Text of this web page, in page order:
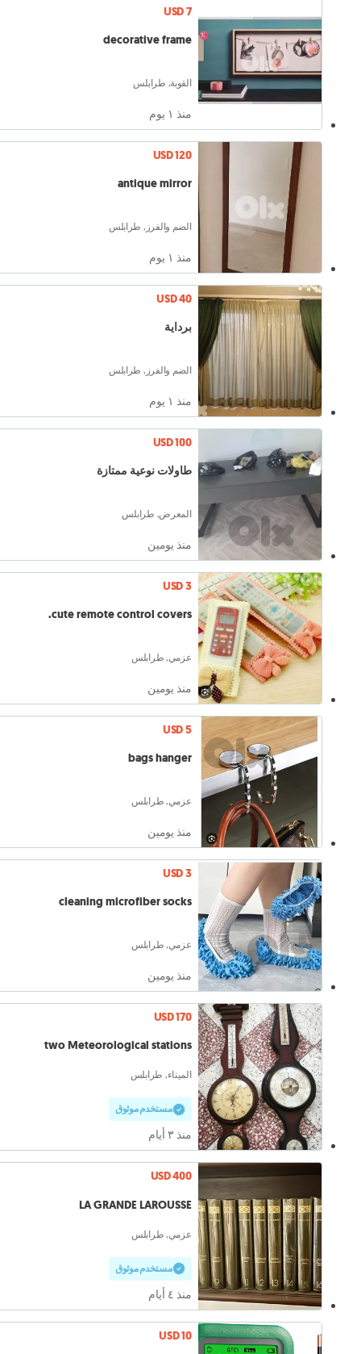
USD 7
decorative frame
القوبة, طرابلس
منذ ١ يوم
USD 120
antique mirror
الضم والفرز, طرابلس
منذ ١ يوم
USD 40
برداية
الضم والفرز, طرابلس
منذ ١ يوم
USD 100
طاولات نوعية ممتازة
المعرض, طرابلس
منذ يومين
USD 3
cute remote control covers.
عزمي, طرابلس
منذ يومين
USD 5
bags hanger
عزمي, طرابلس
منذ يومين
USD 3
cleaning microfiber socks
عزمي, طرابلس
منذ يومين
USD 170
two Meteorological stations
الميناء, طرابلس
مستخدم موثوق
منذ ٣ أيام
USD 400
LA GRANDE LAROUSSE
عزمي, طرابلس
مستخدم موثوق
منذ ٤ أيام
USD 10